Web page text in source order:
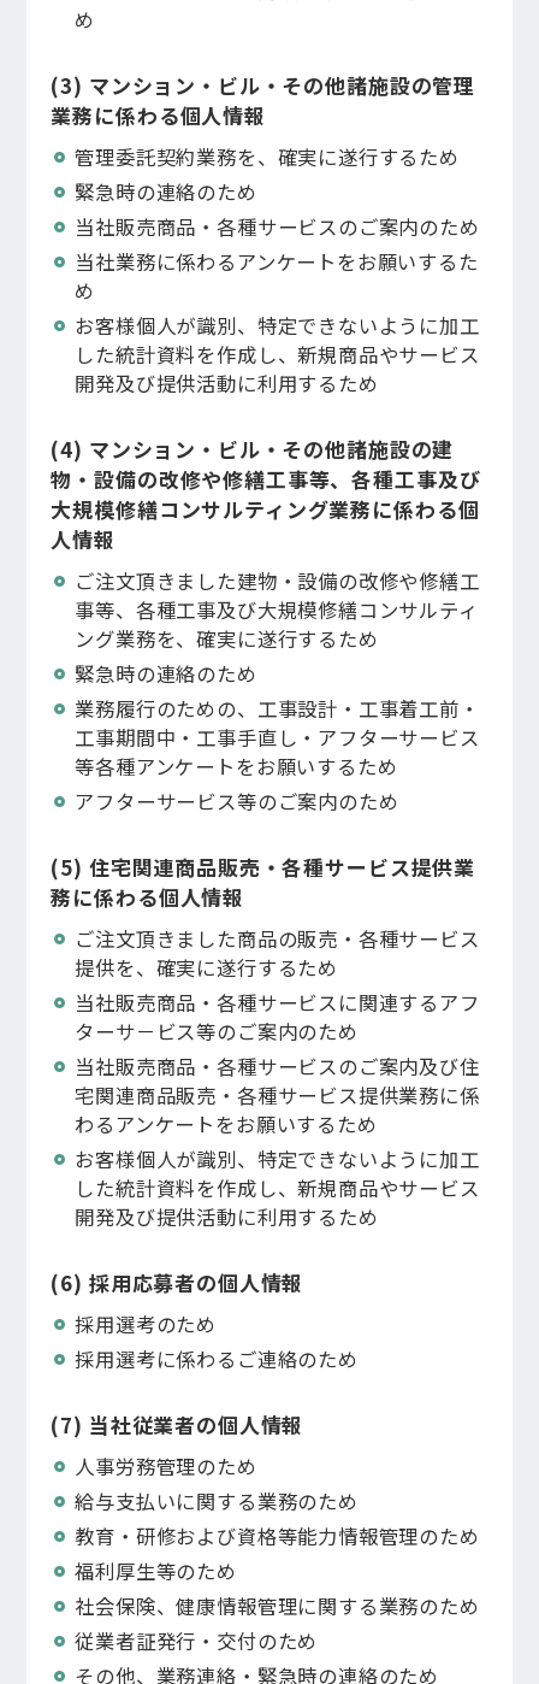
め
(3) マンション・ビル・その他諸施設の管理
業務に係わる個人情報
管理委託契約業務を、確実に遂行するため
緊急時の連絡のため
当社販売商品・各種サービスのご案内のため
当社業務に係わるアンケートをお願いするた
め
お客様個人が識別、特定できないように加工
した統計資料を作成し、新規商品やサービス
開発及び提供活動に利用するため
(4) マンション・ビル・その他諸施設の建
物・設備の改修や修繕工事等、各種工事及び
大規模修繕コンサルティング業務に係わる個
人情報
ご注文頂きました建物・設備の改修や修繕工
事等、各種工事及び大規模修繕コンサルティ
ング業務を、確実に遂行するため
緊急時の連絡のため
業務履行のための、工事設計・工事着工前・
工事期間中・工事手直し・アフターサービス
等各種アンケートをお願いするため
アフターサービス等のご案内のため
(5) 住宅関連商品販売・各種サービス提供業
務に係わる個人情報
ご注文頂きました商品の販売・各種サービス
提供を、確実に遂行するため
当社販売商品・各種サービスに関連するアフ
ターサ－ビス等のご案内のため
当社販売商品・各種サービスのご案内及び住
宅関連商品販売・各種サービス提供業務に係
わるアンケートをお願いするため
お客様個人が識別、特定できないように加工
した統計資料を作成し、新規商品やサービス
開発及び提供活動に利用するため
(6) 採用応募者の個人情報
採用選考のため
採用選考に係わるご連絡のため
(7) 当社従業者の個人情報
人事労務管理のため
給与支払いに関する業務のため
教育・研修および資格等能力情報管理のため
福利厚生等のため
社会保険、健康情報管理に関する業務のため
従業者証発行・交付のため
その他、業務連絡・緊急時の連絡のため